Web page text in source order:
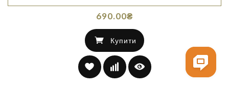
690.00₴
Купити